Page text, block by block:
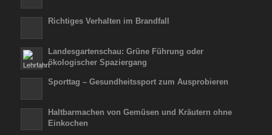
Richtiges Verhalten im Brandfall
Landesgartenschau: Grüne Führung oder
ökologischer Spaziergang
Sporttag – Gesundheitssport zum Ausprobieren
Haltbarmachen von Gemüsen und Kräutern ohne
Einkochen